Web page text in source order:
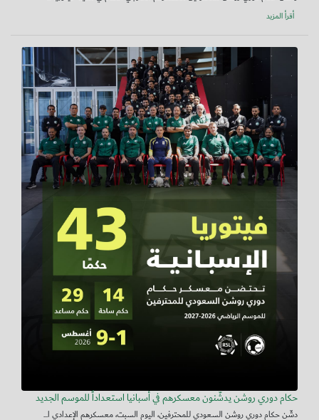
أقرأ المزيد
حكام دوري روشن يدشّنون معسكرهم في أسبانيا استعداداً للموسم الجديد
دشّن حكام دوري روشن السعودي للمحترفين، اليوم السبت، معسكرهم الإعدادي ا...